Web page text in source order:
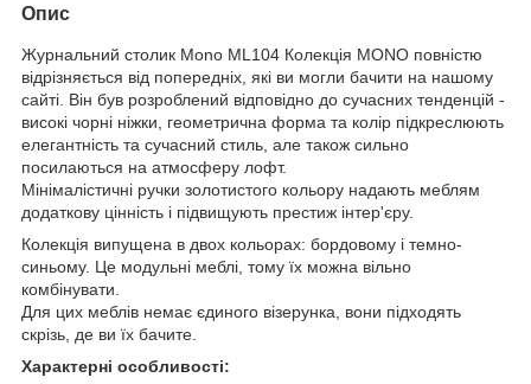
Опис
Журнальний столик Mono ML104 Колекція MONO повністю
відрізняється від попередніх, які ви могли бачити на нашому
сайті. Він був розроблений відповідно до сучасних тенденцій -
високі чорні ніжки, геометрична форма та колір підкреслюють
елегантність та сучасний стиль, але також сильно
посилаються на атмосферу лофт.
Мінімалістичні ручки золотистого кольору надають меблям
додаткову цінність і підвищують престиж інтер'єру.
Колекція випущена в двох кольорах: бордовому і темно-
синьому. Це модульні меблі, тому їх можна вільно
комбінувати.
Для цих меблів немає єдиного візерунка, вони підходять
скрізь, де ви їх бачите.
Характерні особливості: